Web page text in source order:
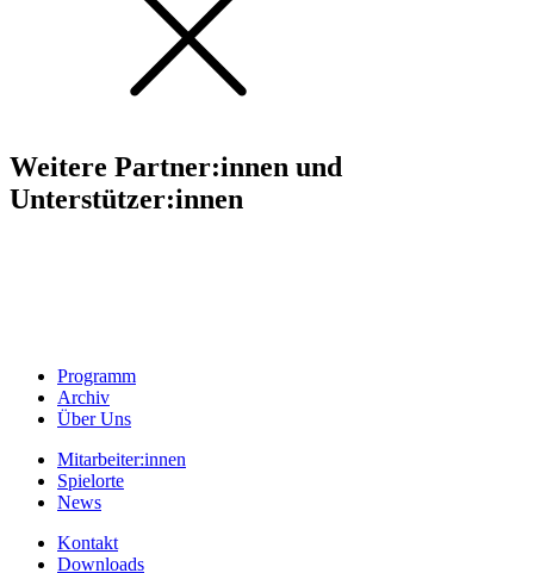
Weitere Partner:innen und
Unterstützer:innen
Programm
Archiv
Über Uns
Mitarbeiter:innen
Spielorte
News
Kontakt
Downloads